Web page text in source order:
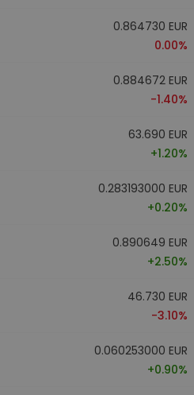
0.864730 EUR
0.00%
0.884672 EUR
-1.40%
63.690 EUR
+1.20%
0.283193000 EUR
+0.20%
0.890649 EUR
+2.50%
46.730 EUR
-3.10%
0.060253000 EUR
+0.90%